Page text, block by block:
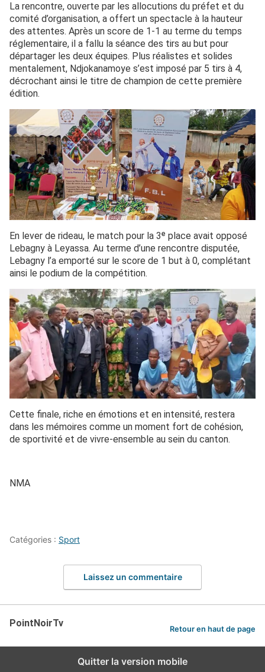
La rencontre, ouverte par les allocutions du préfet et du
comité d’organisation, a offert un spectacle à la hauteur
des attentes. Après un score de 1-1 au terme du temps
réglementaire, il a fallu la séance des tirs au but pour
départager les deux équipes. Plus réalistes et solides
mentalement, Ndjokanamoye s’est imposé par 5 tirs à 4,
décrochant ainsi le titre de champion de cette première
édition.
En lever de rideau, le match pour la 3ᵉ place avait opposé
Lebagny à Leyassa. Au terme d’une rencontre disputée,
Lebagny l’a emporté sur le score de 1 but à 0, complétant
ainsi le podium de la compétition.
Cette finale, riche en émotions et en intensité, restera
dans les mémoires comme un moment fort de cohésion,
de sportivité et de vivre-ensemble au sein du canton.
NMA
Catégories : Sport
Laissez un commentaire
PointNoirTv
Retour en haut de page
Quitter la version mobile